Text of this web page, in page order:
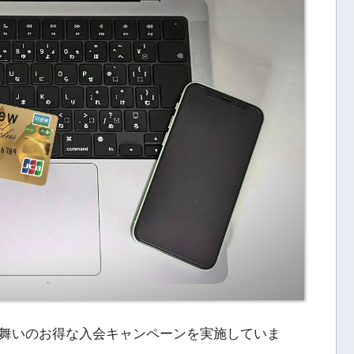
いのお得な入会キャンペーンを実施していま